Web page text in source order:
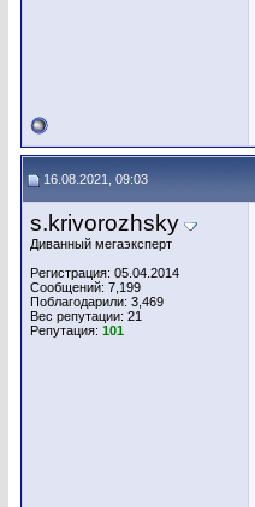
16.08.2021, 09:03
s.krivorozhsky
Диванный мегаэксперт
Регистрация: 05.04.2014
Сообщений: 7,199
Поблагодарили: 3,469
Вес репутации: 21
Репутация: 101